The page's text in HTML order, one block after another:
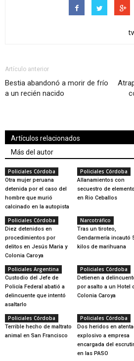
Artículo anterior
Bestia abandonó a morir de frío
a un recién nacido
Artículos relacionados
Más del autor
Policiales Córdoba
Otra mujer peruana
detenida por el caso del
hombre que murió
calcinado en la autopista
Policiales Córdoba
Allanamientos con
secuestro de
en Rio Ceballos
Policiales Córdoba
Diez detenidos en
procedimientos por
delitos en Jesús Maria y
Colonia Caroya
Narcotráfico
Tras un tiroteo,
Gendarmería incautó
kilos de marihuana
Policiales Argentina
Custodio del Jefe de
Policía Federal abatió a
delincuente que intentó
asaltarlo
Policiales Córdoba
Detienen a
por asalto a un Hotel
Colonia Caroya
Policiales Córdoba
Terrible hecho de maltrato
animal en San Francisco
Policiales Córdoba
Dos heridos en
explosivo a empresa
encargada del
en las PASO